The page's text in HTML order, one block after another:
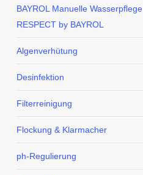
BAYROL Manuelle Wasserpflege
RESPECT by BAYROL
Algenverhütung
Desinfektion
Filterreinigung
Flockung & Klarmacher
ph-Regulierung